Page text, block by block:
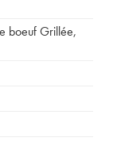
boeuf Grillée,